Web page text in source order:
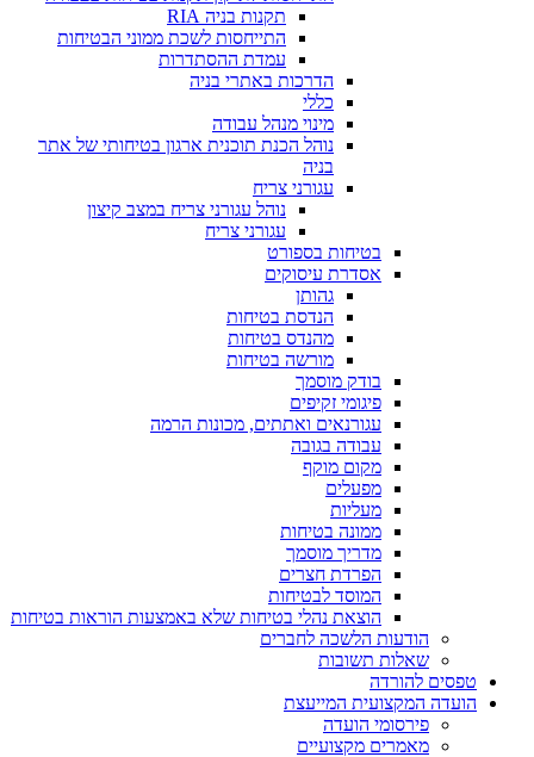
תקנות בניה RIA
התייחסות לשכת ממוני הבטיחות
עמדת ההסתדרות
הדרכות באתרי בניה
כללי
מינוי מנהל עבודה
נוהל הכנת תוכנית ארגון בטיחותי של אתר
בניה
עגורני צריח
נוהל עגורני צריח במצב קיצון
עגורני צריח
בטיחות בספורט
אסדרת עיסוקים
גהותן
הנדסת בטיחות
מהנדס בטיחות
מורשה בטיחות
בודק מוסמך
פיגומי זקיפים
עגורנאים ואתתים, מכונות הרמה
עבודה בגובה
מקום מוקף
מפעלים
מעליות
ממונה בטיחות
מדריך מוסמך
הפרדת חצרים
המוסד לבטיחות
הוצאת נהלי בטיחות שלא באמצעות הוראות בטיחות
הודעות הלשכה לחברים
שאלות תשובות
טפסים להורדה
הועדה המקצועית המייעצת
פירסומי הועדה
מאמרים מקצועיים